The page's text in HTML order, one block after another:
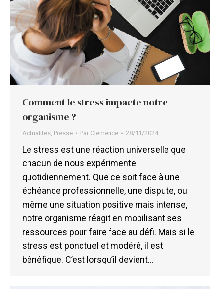
Comment le stress impacte notre
organisme ?
Actualités Presse Par Clémence 28/11/2024
Le stress est une réaction universelle que
chacun de nous expérimente
quotidiennement. Que ce soit face à une
échéance professionnelle, une dispute, ou
même une situation positive mais intense,
notre organisme réagit en mobilisant ses
ressources pour faire face au défi. Mais si le
stress est ponctuel et modéré, il est
bénéfique. C’est lorsqu’il devient…